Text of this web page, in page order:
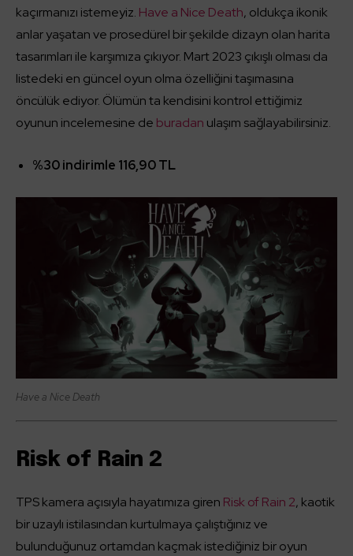
kaçırmanızı istemeyiz. Have a Nice Death, oldukça ikonik
anlar yaşatan ve prosedürel bir şekilde dizayn olan harita
tasarımları ile karşımıza çıkıyor. Mart 2023 çıkışlı olması da
listedeki en güncel oyun olma özelliğini taşımasına
öncülük ediyor. Ölümün ta kendisini kontrol ettiğimiz
oyunun incelemesine de buradan ulaşım sağlayabilirsiniz.
%30 indirimle 116,90 TL
Have a Nice Death
Risk of Rain 2
TPS kamera açısıyla hayatımıza giren Risk of Rain 2, kaotik
bir uzaylı istilasından kurtulmaya çalıştığınız ve
bulunduğunuz ortamdan kaçmak istediğiniz bir oyun